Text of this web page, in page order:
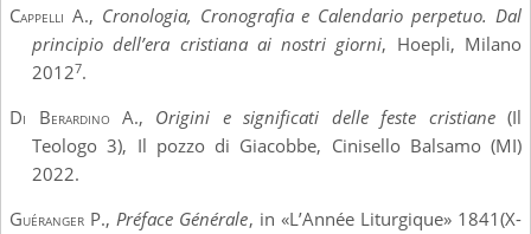
Cappelli A., Cronologia, Cronografia e Calendario perpetuo. Dal
principio dell’era cristiana ai nostri giorni, Hoepli, Milano
20127.
Di Berardino A., Origini e significati delle feste cristiane(Il
Teologo 3), Il pozzo di Giacobbe, Cinisello Balsamo (MI)
2022.
Guéranger P.,Préface Générale, in «L’Année Liturgique» 1841(X-